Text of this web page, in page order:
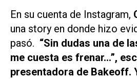
En su cuenta de Instagram,
una story en donde hizo
pasó. “Sin dudas una de
me cuesta es frenar…”,
presentadora de Bakeoff.